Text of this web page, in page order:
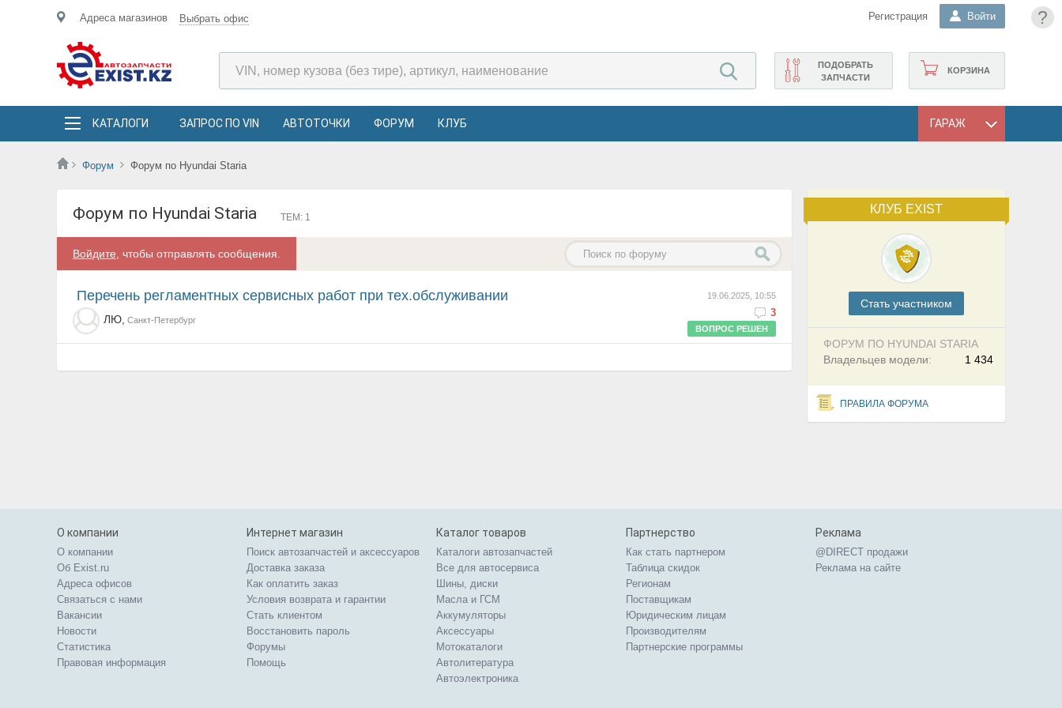
?
Адреса магазинов Выбрать офис Регистрация Войти
КОРЗИНА
ПОДОБРАТЬ
ЗАПЧАСТИ
КАТАЛОГИ ЗАПРОС ПО VIN АВТОТОЧКИ ФОРУМ КЛУБ ГАРАЖ
Форум Форум по Hyundai Staria
КЛУБ EXIST
Cтать участником
ФОРУМ ПО HYUNDAI STARIA
1 434
Владельцев модели:
ПРАВИЛА ФОРУМА
Форум по Hyundai Staria ТЕМ: 1
Войдите , чтобы отправлять сообщения.
19.06.2025, 10:55
3
Перечень регламентных сервисных работ при тех.обслуживании
ЛЮ, Санкт-Петербург
ВОПРОС РЕШЕН
О компании
О компании
Об Exist.ru
Адреса офисов
Связаться с нами
Вакансии
Новости
Статистика
Правовая информация
Интернет магазин
Поиск автозапчастей и аксессуаров
Доставка заказа
Как оплатить заказ
Условия возврата и гарантии
Стать клиентом
Восстановить пароль
Форумы
Помощь
Каталог товаров
Каталоги автозапчастей
Все для автосервиса
Шины, диски
Масла и ГСМ
Аккумуляторы
Аксессуары
Мотокаталоги
Автолитература
Автоэлектроника
Партнерство
Как стать партнером
Таблица скидок
Регионам
Поставщикам
Юридическим лицам
Производителям
Партнерские программы
Реклама
@DIRECT продажи
Реклама на сайте